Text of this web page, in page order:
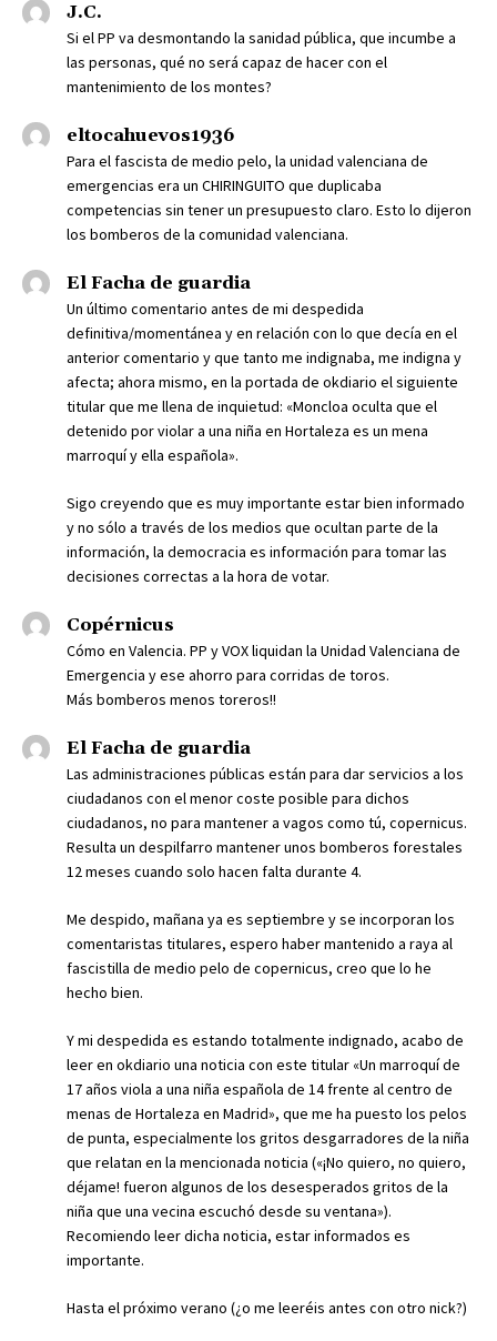
J.C.
Si el PP va desmontando la sanidad pública, que incumbe a
las personas, qué no será capaz de hacer con el
mantenimiento de los montes?
eltocahuevos1936
Para el fascista de medio pelo, la unidad valenciana de
emergencias era un CHIRINGUITO que duplicaba
competencias sin tener un presupuesto claro. Esto lo dijeron
los bomberos de la comunidad valenciana.
El Facha de guardia
Un último comentario antes de mi despedida
definitiva/momentánea y en relación con lo que decía en el
anterior comentario y que tanto me indignaba, me indigna y
afecta; ahora mismo, en la portada de okdiario el siguiente
titular que me llena de inquietud: «Moncloa oculta que el
detenido por violar a una niña en Hortaleza es un mena
marroquí y ella española».
Sigo creyendo que es muy importante estar bien informado
y no sólo a través de los medios que ocultan parte de la
información, la democracia es información para tomar las
decisiones correctas a la hora de votar.
Copérnicus
Cómo en Valencia. PP y VOX liquidan la Unidad Valenciana de
Emergencia y ese ahorro para corridas de toros.
Más bomberos menos toreros!!
El Facha de guardia
Las administraciones públicas están para dar servicios a los
ciudadanos con el menor coste posible para dichos
ciudadanos, no para mantener a vagos como tú, copernicus.
Resulta un despilfarro mantener unos bomberos forestales
12 meses cuando solo hacen falta durante 4.
Me despido, mañana ya es septiembre y se incorporan los
comentaristas titulares, espero haber mantenido a raya al
fascistilla de medio pelo de copernicus, creo que lo he
hecho bien.
Y mi despedida es estando totalmente indignado, acabo de
leer en okdiario una noticia con este titular «Un marroquí de
17 años viola a una niña española de 14 frente al centro de
menas de Hortaleza en Madrid», que me ha puesto los pelos
de punta, especialmente los gritos desgarradores de la niña
que relatan en la mencionada noticia («¡No quiero, no quiero,
déjame! fueron algunos de los desesperados gritos de la
niña que una vecina escuchó desde su ventana»).
Recomiendo leer dicha noticia, estar informados es
importante.
Hasta el próximo verano (¿o me leeréis antes con otro nick?)